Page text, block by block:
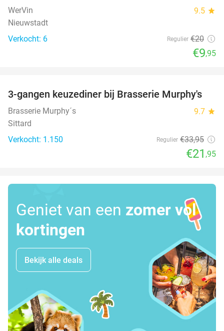
WerVin 9.5 star
Nieuwstadt
Verkocht: 6
Regulier €20
€9,95
35%
3-gangen keuzediner bij Brasserie Murphy's
Brasserie Murphy´s 9.7 star
Sittard
Verkocht: 1.150
Regulier €33,95
€21 ,95
Geniet van een zomer vol
kortingen
Bekijk alle deals